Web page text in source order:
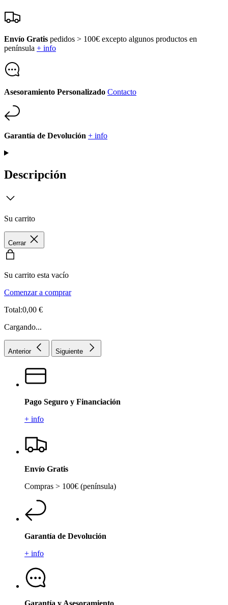
Envío Gratis pedidos > 100€ excepto algunos productos en
península + info
Asesoramiento Personalizado Contacto
Garantía de Devolución + info
Descripción
Su carrito
Cerrar
Su carrito esta vacío
Comenzar a comprar
Total:0,00 €
Cargando...
Anterior Siguiente
Pago Seguro y Financiación
+ info
Envío Gratis
Compras > 100€ (península)
Garantía de Devolución
+ info
Garantía y Asesoramiento